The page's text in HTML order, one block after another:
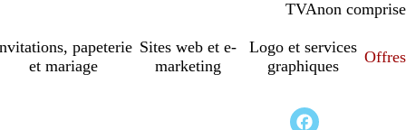
TVAcomprise
non comprise
papeterie
et mariage
Sites web et e-
marketing
Logo et services
graphiques
Offres